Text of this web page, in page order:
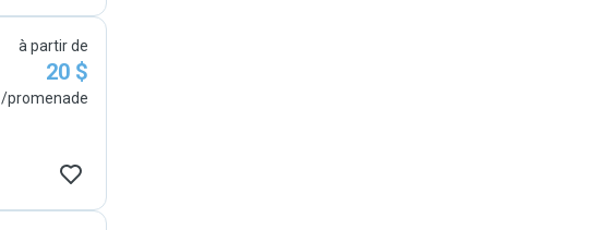
à partir de
20 $
/promenade